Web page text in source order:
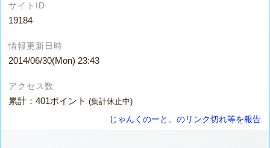
サイトID
19184
情報更新日時
2014/06/30(Mon) 23:43
アクセス数
累計：401ポイント(集計休止中)
じゃんくのーと。のリンク切れ等を報告